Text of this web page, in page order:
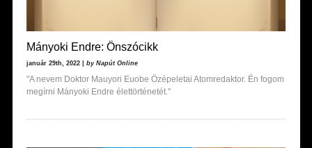
Mányoki Endre: Önszócikk
január 29th, 2022 | by Napút Online
"A nevem Doktor Mauyori Euobe Özépeletai Atomredaktor. Én fogom
megírni Mányoki Endre élettörténetét."